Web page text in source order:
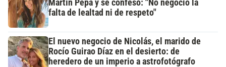
Martín Pepa y se confesó: "No negocio la
falta de lealtad ni de respeto"
El nuevo negocio de Nicolás, el marido de
Rocío Guirao Díaz en el desierto: de
heredero de un imperio a astrofotógrafo